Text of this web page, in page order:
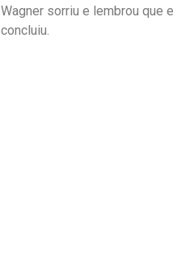
Wagner sorriu e lembrou que
concluiu.